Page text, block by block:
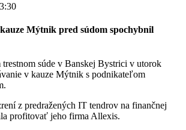
Mýtnik pred súdom spochybnil
súde v Banskej Bystrici v utorok
v kauze Mýtnik s podnikateľom
z predražených IT tendrov na finančnej
profitovať jeho firma Allexis.